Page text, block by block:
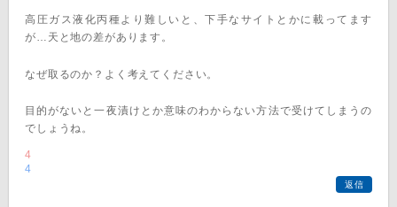
高圧ガス液化丙種より難しいと、下手なサイトとかに載ってます
が…天と地の差があります。
なぜ取るのか？よく考えてください。
目的がないと一夜漬けとか意味のわからない方法で受けてしまうの
でしょうね。
4
4
返信